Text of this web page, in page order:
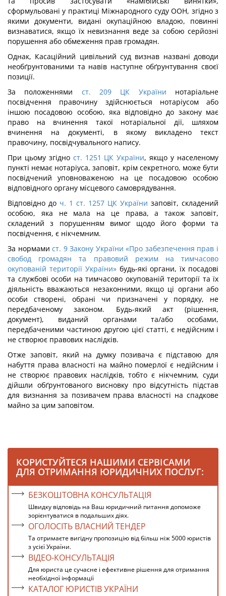
сформульовані у практиці Міжнародного суду ООН, згідно з
якими документи, видані окупаційною владою, повинні
визнаватися, якщо їх невизнання веде за собою серйозні
порушення або обмеження прав громадян.
Однак, Касаційний цивільний суд визнав названі доводи
необґрунтованими та навів наступне обґрунтування своєї
позиції.
За положеннями ст. 209 ЦК України нотаріальне
посвідчення правочину здійснюється нотаріусом або
іншою посадовою особою, яка відповідно до закону має
право на вчинення такої нотаріальної дії, шляхом
вчинення на документі, в якому викладено текст
правочину, посвідчувального напису.
При цьому згідно ст. 1251 ЦК України, якщо у населеному
пункті немає нотаріуса, заповіт, крім секретного, може бути
посвідчений уповноваженою на це посадовою особою
відповідного органу місцевого самоврядування.
Відповідно до ч. 1 ст. 1257 ЦК України заповіт, складений
особою, яка не мала на це права, а також заповіт,
складений з порушенням вимог щодо його форми та
посвідчення, є нікчемним.
За нормамист. 9 Закону України «Про забезпечення прав і
свобод громадян та правовий режим на тимчасово
окупованій території України»будь-які органи, їх посадові
та службові особи на тимчасово окупованій території та їх
діяльність вважаються незаконними, якщо ці органи або
особи створені, обрані чи призначені у порядку, не
передбаченому законом. Будь-який акт (рішення,
документ), виданий органами та/або особами,
передбаченими частиною другою цієї статті, є недійсним і
не створює правових наслідків.
Отже заповіт, який на думку позивача є підставою для
набуття права власності на майно померлої є недійсним і
не створює правових наслідків, тобто є нікчемним, суди
дійшли обґрунтованого висновку про відсутність підстав
для визнання за позивачем права власності на спадкове
майно за цим заповітом.
КОРИСТУЙТЕСЯ НАШИМИ СЕРВІСАМИ
ДЛЯ ОТРИМАННЯ ЮРИДИЧНИХ ПОСЛУГ:
БЕЗКОШТОВНА КОНСУЛЬТАЦІЯ
Швидку відповідь на Ваш юридичний питання допоможе
зорієнтуватися в подальших діях.
ОГОЛОСІТЬ ВЛАСНИЙ ТЕНДЕР
Та отримаєте вигідну пропозицію від більш ніж 5000 юристів
з усієї України.
ВІДЕО-КОНСУЛЬТАЦІЯ
Для юриста це сучасне і ефективне рішення для отримання
необхідної інформації
КАТАЛОГ ЮРИСТІВ УКРАЇНИ